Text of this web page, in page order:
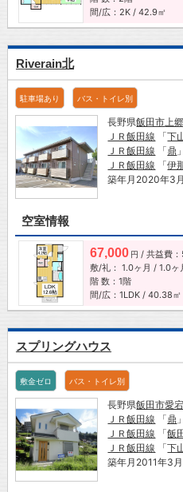
間/広：2K / 42.9㎡
Riverain北
駐車場あり バス・トイレ別
長野県飯田市上
ＪＲ飯田線 「下
ＪＲ飯田線 「鼎
ＪＲ飯田線 「伊
築年月2020年3月
空室情報
67,000 円 / 共益費
敷/礼： 1.0ヶ月 / 1.0ヶ
階 数：1階
間/広：1LDK / 40.38㎡
スプリングハウス
敷金ゼロ バス・トイレ別
長野県飯田市愛
ＪＲ飯田線 「鼎
ＪＲ飯田線 「飯
ＪＲ飯田線 「下
築年月2011年3月